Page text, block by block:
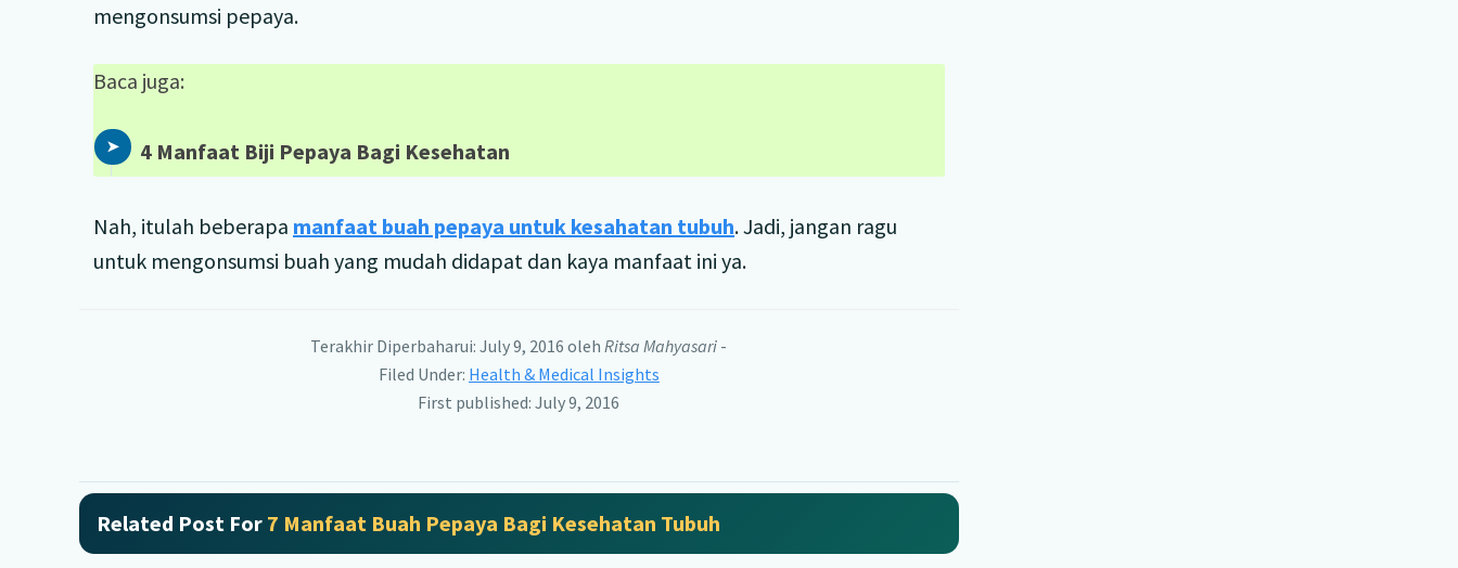
mengonsumsi pepaya.
Baca juga:
4 Manfaat Biji Pepaya Bagi Kesehatan
Nah, itulah beberapa manfaat buah pepaya untuk kesahatan tubuh. Jadi, jangan ragu
untuk mengonsumsi buah yang mudah didapat dan kaya manfaat ini ya.
Terakhir Diperbaharui: July 9, 2016 olehRitsa Mahyasari -
Filed Under: Health & Medical Insights
First published: July 9, 2016
Related Post For 7 Manfaat Buah Pepaya Bagi Kesehatan Tubuh